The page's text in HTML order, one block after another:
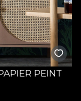
PEINT